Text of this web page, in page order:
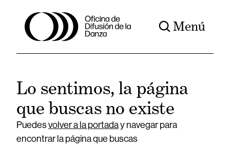
Menú
Lo sentimos, la página
que buscas no existe
Puedesvolver a la portaday navegar para
encontrar la página que buscas